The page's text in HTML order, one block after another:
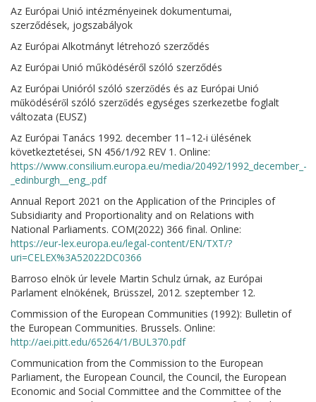
Az Európai Unió intézményeinek dokumentumai,
szerződések, jogszabályok
Az Európai Alkotmányt létrehozó szerződés
Az Európai Unió működéséről szóló szerződés
Az Európai Unióról szóló szerződés és az Európai Unió
működéséről szóló szerződés egységes szerkezetbe foglalt
változata (EUSZ)
Az Európai Tanács 1992. december 11–12-i ülésének
következtetései, SN 456/1/92 REV 1. Online:
https://www.consilium.europa.eu/media/20492/1992_december_-
_edinburgh__eng_.pdf
Annual Report 2021 on the Application of the Principles of
Subsidiarity and Proportionality and on Relations with
National Parliaments. COM(2022) 366 final. Online:
https://eur-lex.europa.eu/legal-content/EN/TXT/?
uri=CELEX%3A52022DC0366
Barroso elnök úr levele Martin Schulz úrnak, az Európai
Parlament elnökének, Brüsszel, 2012. szeptember 12.
Commission of the European Communities (1992): Bulletin of
the European Communities. Brussels. Online:
http://aei.pitt.edu/65264/1/BUL370.pdf
Communication from the Commission to the European
Parliament, the European Council, the Council, the European
Economic and Social Committee and the Committee of the